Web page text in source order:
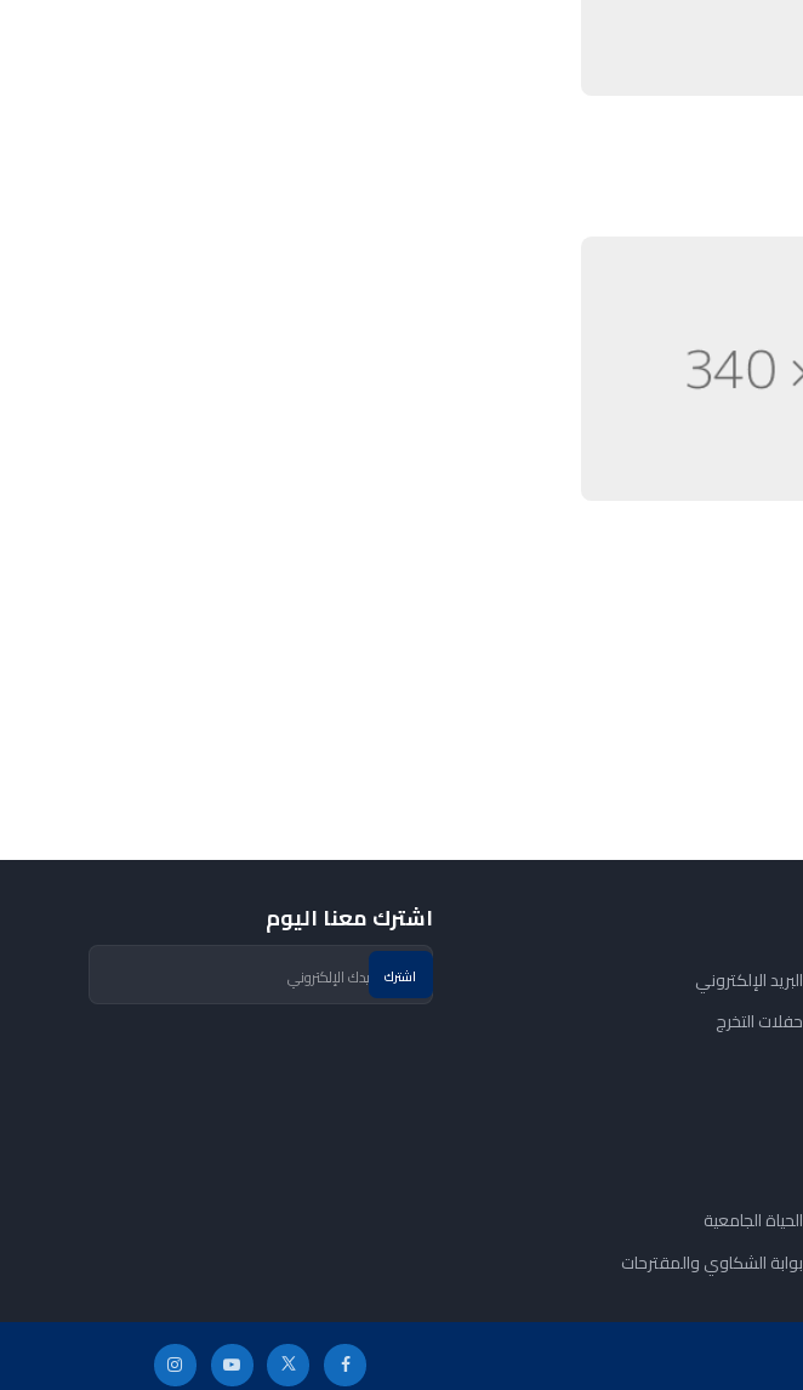
البريد الإلكتروني
حفلات التخرج
الحياة الجامعية
بوابة الشكاوي والمقترحات
اشترك معنا اليوم